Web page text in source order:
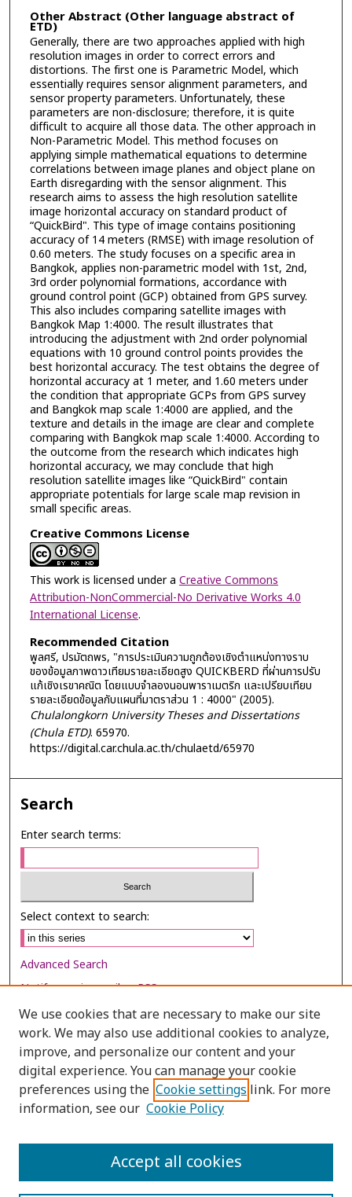
Other Abstract (Other language abstract of
ETD)
Generally, there are two approaches applied with high
resolution images in order to correct errors and
distortions. The first one is Parametric Model, which
essentially requires sensor alignment parameters, and
sensor property parameters. Unfortunately, these
parameters are non-disclosure; therefore, it is quite
difficult to acquire all those data. The other approach in
Non-Parametric Model. This method focuses on
applying simple mathematical equations to determine
correlations between image planes and object plane on
Earth disregarding with the sensor alignment. This
research aims to assess the high resolution satellite
image horizontal accuracy on standard product of
“QuickBird". This type of image contains positioning
accuracy of 14 meters (RMSE) with image resolution of
0.60 meters. The study focuses on a specific area in
Bangkok, applies non-parametric model with 1st, 2nd,
3rd order polynomial formations, accordance with
ground control point (GCP) obtained from GPS survey.
This also includes comparing satellite images with
Bangkok Map 1:4000. The result illustrates that
introducing the adjustment with 2nd order polynomial
equations with 10 ground control points provides the
best horizontal accuracy. The test obtains the degree of
horizontal accuracy at 1 meter, and 1.60 meters under
the condition that appropriate GCPs from GPS survey
and Bangkok map scale 1:4000 are applied, and the
texture and details in the image are clear and complete
comparing with Bangkok map scale 1:4000. According to
the outcome from the research which indicates high
horizontal accuracy, we may conclude that high
resolution satellite images like “QuickBird" contain
appropriate potentials for large scale map revision in
small specific areas.
Creative Commons License
This work is licensed under a Creative Commons
Attribution-NonCommercial-No Derivative Works 4.0
International License.
Recommended Citation
พูลศรี, ปรมัตถพร, "การประเมินความถูกต้องเชิงตำแหน่งทางราบ
ของข้อมูลภาพดาวเทียมรายละเอียดสูง QUICKBERD ที่ผ่านการปรับ
แก้เชิงเรขาคณิต โดยแบบจำลองนอนพาราเมตริก และเปรียบเทียบ
รายละเอียดข้อมูลกับแผนที่มาตราส่วน 1 : 4000" (2005).
Chulalongkorn University Theses and Dissertations
(Chula ETD). 65970.
https://digital.car.chula.ac.th/chulaetd/65970
Search
Enter search terms:
Select context to search:
Advanced Search
Notify me via email orRSS
Browse
Collections
Disciplines
Authors
We use cookies that are necessary to make our site
work. We may also use additional cookies to analyze,
improve, and personalize our content and your
digital experience. You can manage your cookie
preferences using the Cookie settings link. For more
information, see our Cookie Policy
Accept all cookies